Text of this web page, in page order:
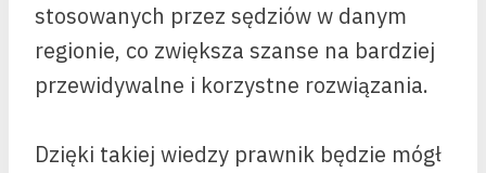
stosowanych przez sędziów w danym
regionie, co zwiększa szanse na bardziej
przewidywalne i korzystne rozwiązania.
Dzięki takiej wiedzy prawnik będzie mógł